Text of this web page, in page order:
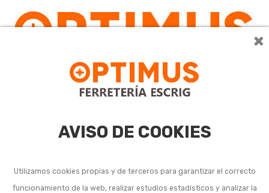
×
AVISO DE COOKIES
Utilizamos cookies propias y de terceros para garantizar el correcto
funcionamiento de la web, realizar estudios estadísticos y analizar la